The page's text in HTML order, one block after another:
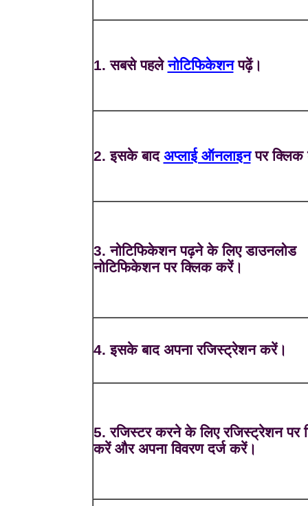
1. सबसे पहलेनोटिफिकेशनपढ़ें।
2. इसके बाद अप्लाई ऑनलाइनपर क्लिक
3. नोटिफिकेशन पढ़ने के लिए डाउनलोड
नोटिफिकेशन पर क्लिक करें।
4. इसके बाद अपना रजिस्ट्रेशन करें।
5. रजिस्टर करने के लिए रजिस्ट्रेशन पर
करें और अपना विवरण दर्ज करें।